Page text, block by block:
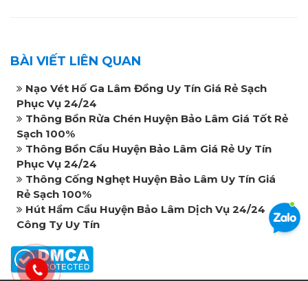
BÀI VIẾT LIÊN QUAN
Nạo Vét Hố Ga Lâm Đồng Uy Tín Giá Rẻ Sạch
Phục Vụ 24/24
Thông Bồn Rửa Chén Huyện Bảo Lâm Giá Tốt Rẻ
Sạch 100%
Thông Bồn Cầu Huyện Bảo Lâm Giá Rẻ Uy Tín
Phục Vụ 24/24
Thông Cống Nghẹt Huyện Bảo Lâm Uy Tín Giá
Rẻ Sạch 100%
Hút Hầm Cầu Huyện Bảo Lâm Dịch Vụ 24/24
Công Ty Uy Tín